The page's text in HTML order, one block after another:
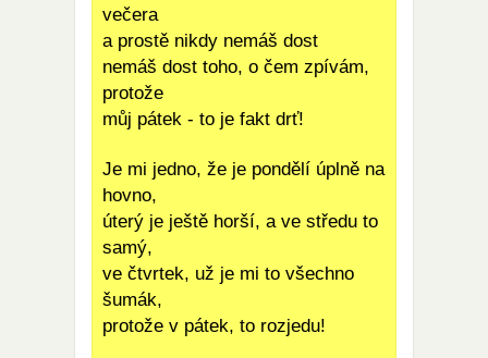
večera
a prostě nikdy nemáš dost
nemáš dost toho, o čem zpívám,
protože
můj pátek - to je fakt drť!
Je mi jedno, že je pondělí úplně na
hovno,
úterý je ještě horší, a ve středu to
samý,
ve čtvrtek, už je mi to všechno
šumák,
protože v pátek, to rozjedu!